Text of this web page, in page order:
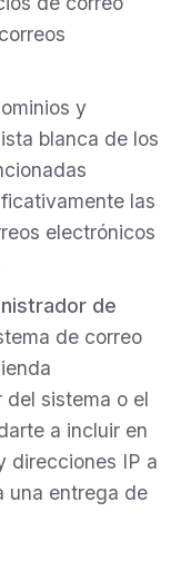
y
blanca de los
las
electrónicos
de
de correo
sistema o el
a incluir en
direcciones IP a
una entrega de